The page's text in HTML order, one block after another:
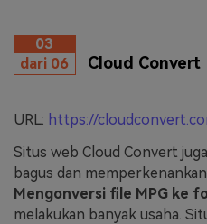
03
dari 06
Cloud Convert
URL: https://
Situs web Cloud Convert
bagus dan
Mengonversi file MPG ke
melakukan banyak usaha.